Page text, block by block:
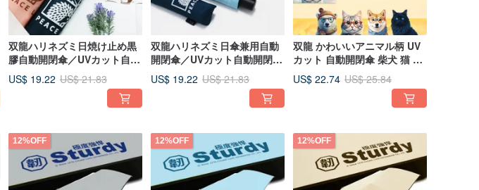
双龍ハリネズミ日焼け止め黒
膠自動開閉傘／UVカット自動
傘防風雨傘折りたたみ傘日傘
B6290NL
US$ 19.22 US$ 21.83
双龍ハリネズミ日傘兼用自動
開閉傘／UVカット自動開閉傘
防風雨傘 折りたたみ傘 日傘
B6290NL
US$ 19.22 US$ 21.83
双龍 かわいいアニマル柄 UV
カット 自動開閉傘 柴犬 猫 白
熊 遮熱 UV対策 自動傘 雨傘
B6290NK
US$ 22.74 US$ 25.84
12%OFF 12%OFF 12%OFF